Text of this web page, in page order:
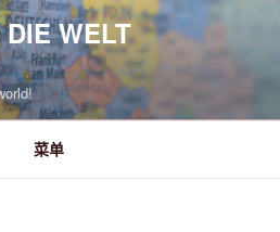
WELT
菜单